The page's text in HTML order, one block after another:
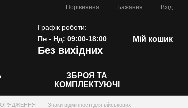
Порівняння Бажання Вхід
Графік роботи:
Пн - Нд: 09:00-18:00
Без вихідних
Мій кошик
ЗБРОЯ ТА
КОМПЛЕКТУЮЧІ
Знаки відмінності для військових